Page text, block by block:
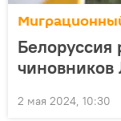
Белоруссия
2 мая 2024, 10:30